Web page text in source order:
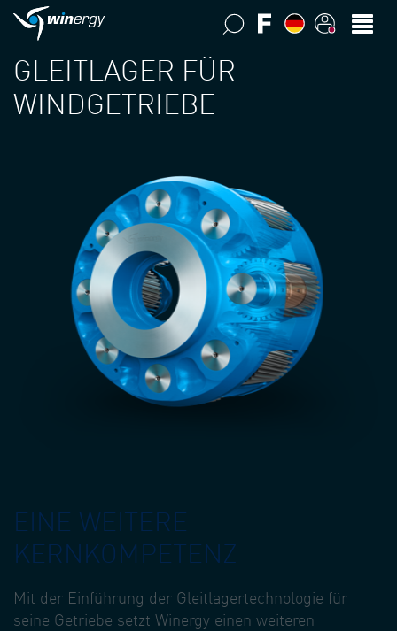
GLEITLAGER FÜR
WINDGETRIEBE
EINE WEITERE
KERNKOMPETENZ
Mit der Einführung der Gleitlagertechnologie für
seine Getriebe setzt Winergy einen weiteren